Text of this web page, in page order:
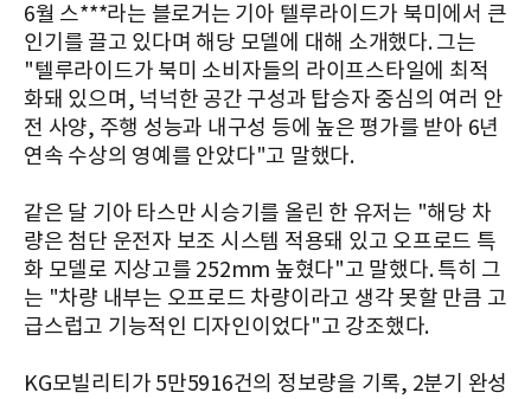
6월 스***라는 블로거는 기아 텔루라이드가 북미에서 큰
인기를 끌고 있다며 해당 모델에 대해 소개했다. 그는
"텔루라이드가 북미 소비자들의 라이프스타일에 최적
화돼 있으며, 넉넉한 공간 구성과 탑승자 중심의 여러 안
전 사양, 주행 성능과 내구성 등에 높은 평가를 받아 6년
연속 수상의 영예를 안았다"고 말했다.
같은 달 기아 타스만 시승기를 올린 한 유저는 "해당 차
량은 첨단 운전자 보조 시스템 적용돼 있고 오프로드 특
화 모델로 지상고를 252mm 높혔다"고 말했다. 특히 그
는 "차량 내부는 오프로드 차량이라고 생각 못할 만큼 고
급스럽고 기능적인 디자인이었다"고 강조했다.
KG모빌리티가 5만5916건의 정보량을 기록, 2분기 완성